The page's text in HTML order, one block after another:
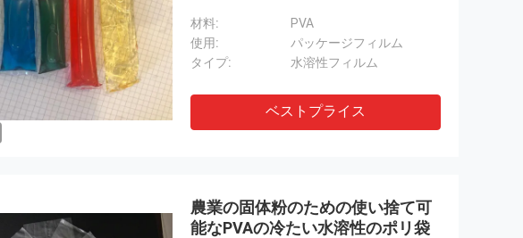
材料:
PVA
使用:
パッケージフィルム
タイプ:
水溶性フィルム
ベストプライス
農業の固体粉のための使い捨て可
能なPVAの冷たい水溶性のポリ袋